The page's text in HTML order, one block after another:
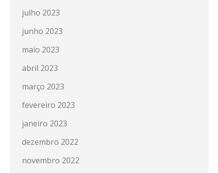
julho 2023
junho 2023
maio 2023
abril 2023
março 2023
fevereiro 2023
janeiro 2023
dezembro 2022
novembro 2022